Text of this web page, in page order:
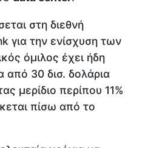
στη διεθνή
για την ενίσχυση των
όμιλος έχει ήδη
από 30 δισ. δολάρια
μερίδιο περίπου 11%
πίσω από το